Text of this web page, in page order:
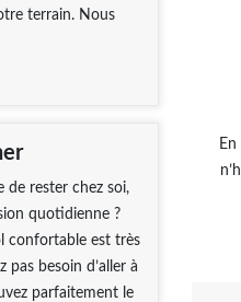
terrain. Nous
de rester chez soi,
quotidienne ?
confortable est très
besoin d’aller à
parfaitement le